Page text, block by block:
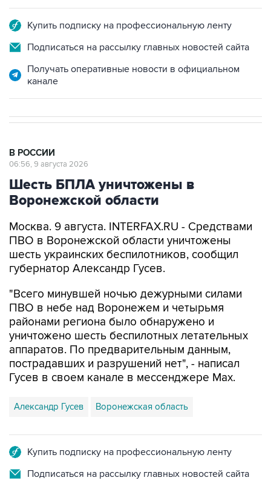
Купить подписку на профессиональную ленту
Подписаться на рассылку главных новостей сайта
Получать оперативные новости в официальном
канале
В РОССИИ
06:56, 9 августа 2026
Шесть БПЛА уничтожены в
Воронежской области
Москва. 9 августа. INTERFAX.RU - Средствами
ПВО в Воронежской области уничтожены
шесть украинских беспилотников, сообщил
губернатор Александр Гусев.
"Всего минувшей ночью дежурными силами
ПВО в небе над Воронежем и четырьмя
районами региона было обнаружено и
уничтожено шесть беспилотных летательных
аппаратов. По предварительным данным,
пострадавших и разрушений нет", - написал
Гусев в своем канале в мессенджере Max.
Александр Гусев Воронежская область
Купить подписку на профессиональную ленту
Подписаться на рассылку главных новостей сайта